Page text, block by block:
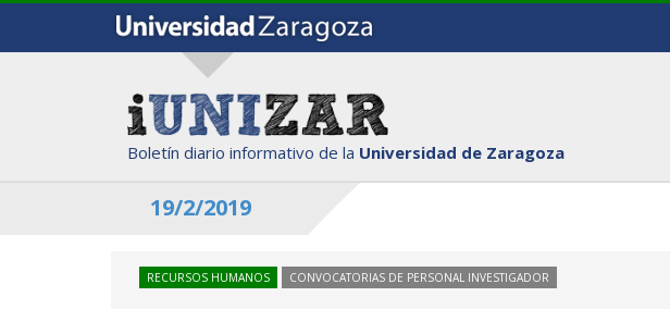
Boletín diario informativo de la Universidad de Zaragoza
19/2/2019
RECURSOS HUMANOS CONVOCATORIAS DE PERSONAL INVESTIGADOR